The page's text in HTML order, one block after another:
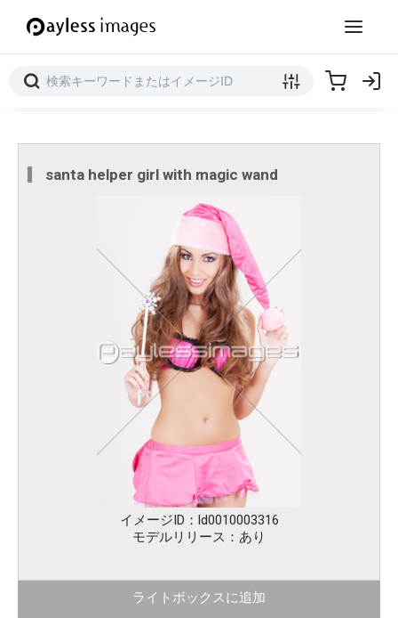
santa helper girl with magic wand
イメージID：ld0010003316
モデルリリース：あり
ライトボックスに追加